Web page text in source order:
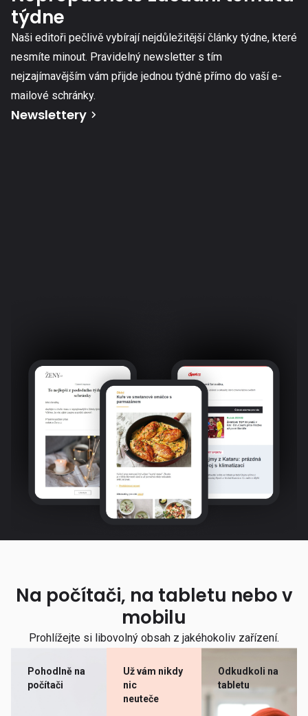
týdne
Naši editoři pečlivě vybírají nejdůležitější články týdne, které
nesmíte minout. Pravidelný newsletter s tím
nejzajímavějším vám přijde jednou týdně přímo do vaší e-
mailové schránky.
Newslettery
Na počítači, na tabletu nebo v
mobilu
Prohlížejte si libovolný obsah z jakéhokoliv zařízení.
Pohodlně na
počítači
Už vám nikdy
nic
neuteče
Odkudkoli na
tabletu